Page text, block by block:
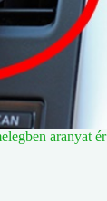
aranyat ér